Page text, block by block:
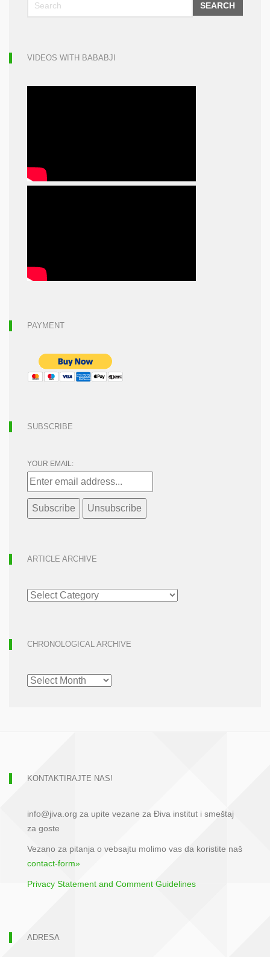
SEARCH
VIDEOS WITH BABABJI
PAYMENT
SUBSCRIBE
YOUR EMAIL:
ARTICLE ARCHIVE
ARTICLE
ARCHIVE
CHRONOLOGICAL ARCHIVE
CHRONOLOGICAL
ARCHIVE
KONTAKTIRAJTE NAS!
info@jiva.org za upite vezane za Điva institut i smeštaj
za goste
Vezano za pitanja o vebsajtu molimo vas da koristite naš
contact-form»
Privacy Statement and Comment Guidelines
ADRESA